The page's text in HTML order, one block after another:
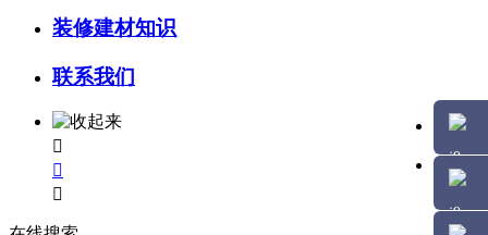
装修建材知识
联系我们


